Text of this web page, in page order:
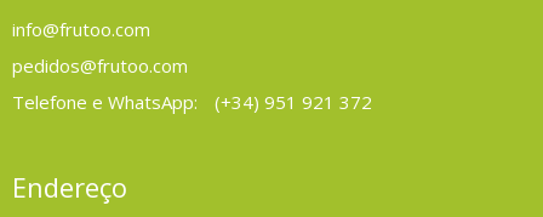
info@frutoo.com
pedidos@frutoo.com
Telefone e WhatsApp:
(+34) 951 921 372
Endereço